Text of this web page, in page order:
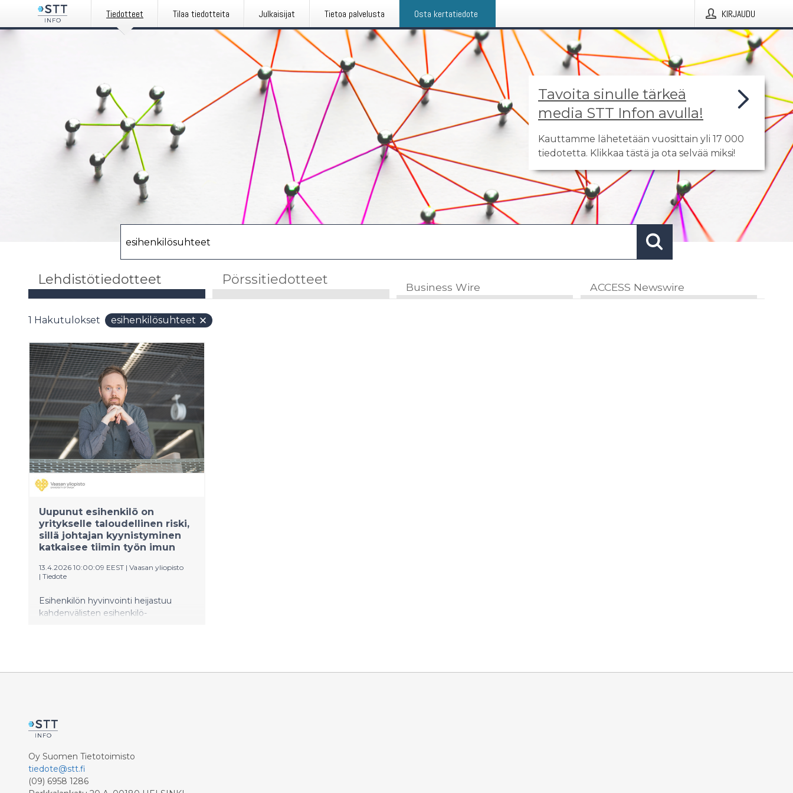
Tiedotteet Tilaa tiedotteita Julkaisijat Tietoa palvelusta Osta kertatiedote KIRJAUDU
Tavoita sinulle tärkeä
media STT Infon avulla!
Kauttamme lähetetään vuosittain yli 17 000
tiedotetta. Klikkaa tästä ja ota selvää miksi!
Lehdistötiedotteet Pörssitiedotteet Business Wire ACCESS Newswire
1 Hakutulokset esihenkilösuhteet
Uupunut esihenkilö on
yritykselle taloudellinen riski,
sillä johtajan kyynistyminen
katkaisee tiimin työn imun
13.4.2026 10:00:09 EEST | Vaasan yliopisto
| Tiedote
Esihenkilön hyvinvointi heijastuu
kahdenvälisten esihenkilö-
Tanskanen osoittaa
alaissuhteiden ylläpitämiseen, mikä
johtaa työntekijöiden
Ilmiö on erityisen korostunut
nykyisessä intensiivisessä
työelämässä ja etätyössä.
Oy Suomen Tietotoimisto
tiedote@stt.fi
(09) 6958 1286